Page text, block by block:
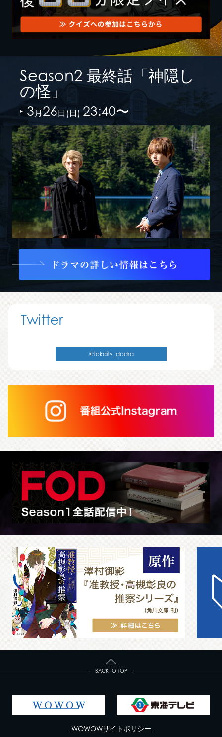
Season2 最終話「神隠し
の怪」
3 月 26 日(日) 23:40〜
Twitter
@tokaitv_dodra
BACK TO TOP
WOWOWサイトポリシー